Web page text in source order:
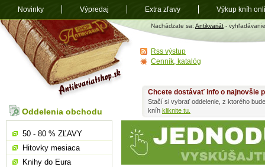
Antikvariát
shop.sk
Nachádzate sa: Antikvariát - vyhľadávanie
Chcete dostávať info o najnovšie
Stačí si vybrať oddelenie, z ktorého
kníh kliknite tu.
Oddelenia obchodu
50 - 80 % ZĽAVY
Hitovky mesiaca
Knihy do Eura
Rss výstup
Cenník, katalóg
Novinky Výpredaj Extra zľavy Výkup kníh